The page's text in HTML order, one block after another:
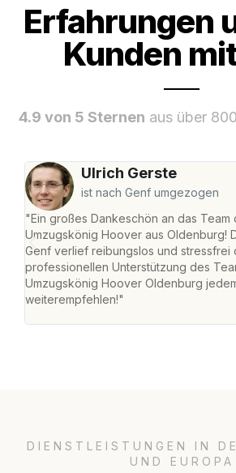
Erfahrungen
Kunden
4.9 von 5 Sternen aus über
Ulrich Gerste
ist nach Genf umgezogen
"Ein großes Dankeschön an das Team
Umzugskönig Hoover aus Oldenburg!
Genf verlief reibungslos und stressfrei
professionellen Unterstützung des
Umzugskönig Hoover Oldenburg
weiterempfehlen!"
DIENSTLEISTUNGEN IN
UND EUROPA